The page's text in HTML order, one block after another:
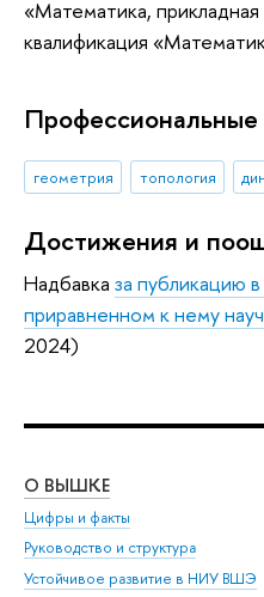
«Математика,
квалификация
геометрия топология
Достижения и
Надбавка за публикацию
приравненном к нему
2024)
О ВЫШКЕ
Цифры и факты
Руководство и структура
Устойчивое развитие в НИУ ВШЭ